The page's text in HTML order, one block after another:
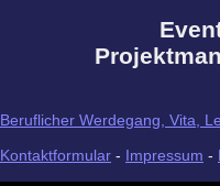
Beruflicher Werdegang, Vita,
Kontaktformular - Impressum -